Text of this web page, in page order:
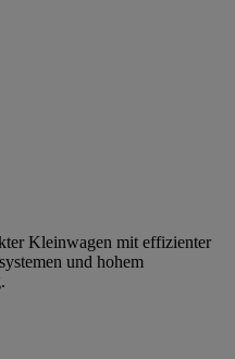
Kleinwagen mit effizienter
und hohem